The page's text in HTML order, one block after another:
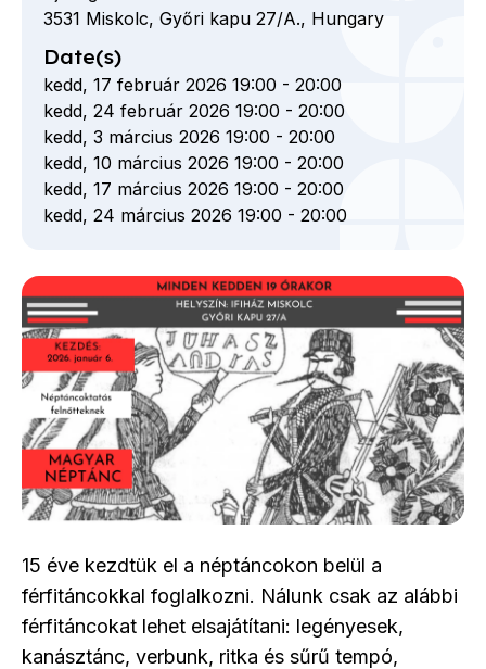
15 éve kezdtük el a néptáncokon belül a
férfitáncokkal foglalkozni. Nálunk csak az alábbi
férfitáncokat lehet elsajátítani: legényesek,
kanásztánc, verbunk, ritka és sűrű tempó,
3531 Miskolc, Győri kapu 27/A., Hungary
Date(s)
kedd, 17 február 2026 19:00 - 20:00
kedd, 24 február 2026 19:00 - 20:00
kedd, 3 március 2026 19:00 - 20:00
kedd, 10 március 2026 19:00 - 20:00
kedd, 17 március 2026 19:00 - 20:00
kedd, 24 március 2026 19:00 - 20:00